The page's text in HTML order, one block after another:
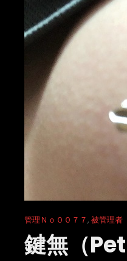
Cat
Links
管理Ｎｏ００７７, 被管理者
鍵無（